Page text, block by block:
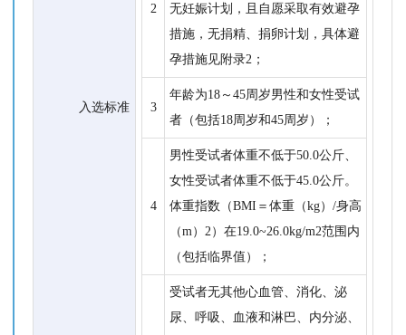
入选标准
2
无妊娠计划，且自愿采取有效避孕
措施，无捐精、捐卵计划，具体避
孕措施见附录2；
3
年龄为18～45周岁男性和女性受试
者（包括18周岁和45周岁）；
4
男性受试者体重不低于50.0公斤、
女性受试者体重不低于45.0公斤。
体重指数（BMI＝体重（kg）/身高
（m）2）在19.0~26.0kg/m2范围内
（包括临界值）；
受试者无其他心血管、消化、泌
尿、呼吸、血液和淋巴、内分泌、